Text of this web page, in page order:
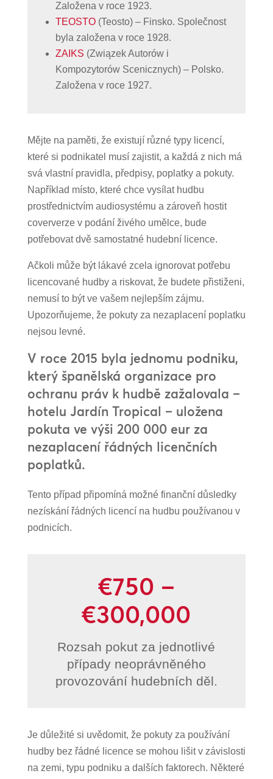
Založena v roce 1923.
TEOSTO(Teosto) – Finsko. Společnost
byla založena v roce 1928.
ZAIKS (Związek Autorów i
Kompozytorów Scenicznych) – Polsko.
Založena v roce 1927.
Mějte na paměti, že existují různé typy licencí,
které si podnikatel musí zajistit, a každá z nich má
svá vlastní pravidla, předpisy, poplatky a pokuty.
Například místo, které chce vysílat hudbu
prostřednictvím audiosystému a zároveň hostit
coververze v podání živého umělce, bude
potřebovat dvě samostatné hudební licence.
Ačkoli může být lákavé zcela ignorovat potřebu
licencované hudby a riskovat, že budete přistiženi,
nemusí to být ve vašem nejlepším zájmu.
Upozorňujeme, že pokuty za nezaplacení poplatku
nejsou levné.
V roce 2015 byla jednomu podniku,
který španělská organizace pro
ochranu práv k hudbě zažalovala –
hotelu Jardín Tropical – uložena
pokuta ve výši 200 000 eur za
nezaplacení řádných licenčních
poplatků.
Tento případ připomíná možné finanční důsledky
nezískání řádných licencí na hudbu používanou v
podnicích.
€750 –
€300,000
Rozsah pokut za jednotlivé
případy neoprávněného
provozování hudebních děl.
Je důležité si uvědomit, že pokuty za používání
hudby bez řádné licence se mohou lišit v závislosti
na zemi, typu podniku a dalších faktorech. Některé